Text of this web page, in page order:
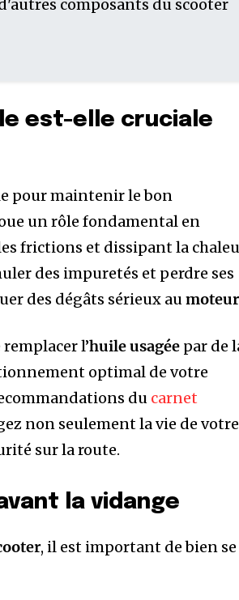
composants du scooter
est-elle cruciale
pour maintenir le bon
un rôle fondamental en
frictions et dissipant la
des impuretés et perdre ses
des dégâts sérieux aumoteur
l’huile usagée par de
optimal de votre
du carnet
non seulement la vie de votre
sur la route.
la vidange
, il est important de bien se